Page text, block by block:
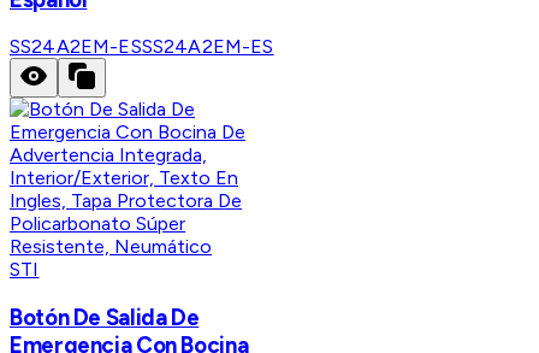
SS24A2EM-ESSS24A2EM-ES
STI
Botón De Salida De
Emergencia Con Bocina